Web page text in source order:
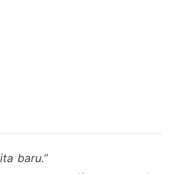
baru.”